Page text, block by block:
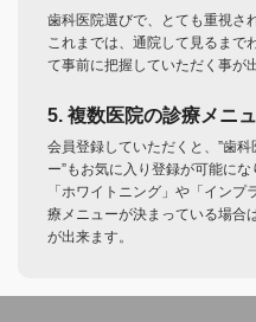
歯科医院選びで、とても重視さ
これまでは、通院して見るまで
て事前に把握していただく事が
5. 複数医院の診療メニ
会員登録していただくと、”歯科
ー”もお気に入り登録が可能にな
「ホワイトニング」や「イン
療メニューが決まっている場合
が出来ます。